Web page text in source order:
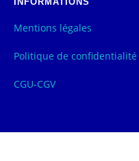
Mentions légales
Politique de confidentialité
CGU-CGV